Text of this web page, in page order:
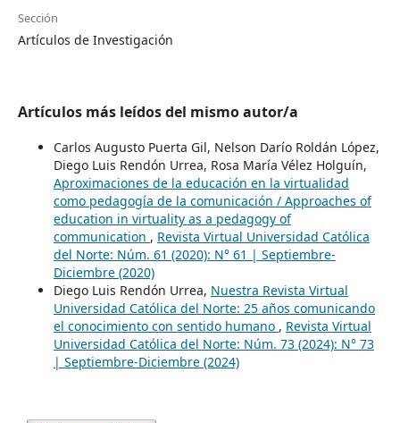
Sección
Artículos de Investigación
Artículos más leídos del mismo autor/a
Carlos Augusto Puerta Gil, Nelson Darío Roldán López,
Diego Luis Rendón Urrea, Rosa María Vélez Holguín,
Aproximaciones de la educación en la virtualidad
como pedagogía de la comunicación / Approaches of
education in virtuality as a pedagogy of
communication , Revista Virtual Universidad Católica
del Norte: Núm. 61 (2020): N° 61 | Septiembre-
Diciembre (2020)
Diego Luis Rendón Urrea, Nuestra Revista Virtual
Universidad Católica del Norte: 25 años comunicando
el conocimiento con sentido humano , Revista Virtual
Universidad Católica del Norte: Núm. 73 (2024): N° 73
| Septiembre-Diciembre (2024)